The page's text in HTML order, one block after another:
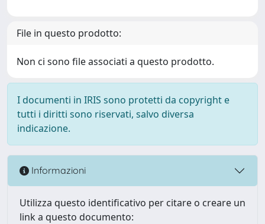
File in questo prodotto:
Non ci sono file associati a questo prodotto.
I documenti in IRIS sono protetti da copyright e
tutti i diritti sono riservati, salvo diversa
indicazione.
Informazioni
Utilizza questo identificativo per citare o creare un
link a questo documento: